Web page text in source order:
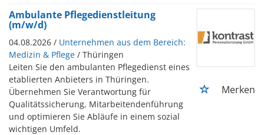
Ambulante Pflegedienstleitung
(m/w/d)
04.08.2026 / Unternehmen aus dem Bereich:
Medizin & Pflege / Thüringen
Leiten Sie den ambulanten Pflegedienst eines
etablierten Anbieters in Thüringen.
Übernehmen Sie Verantwortung für
Qualitätssicherung, Mitarbeitendenführung
und optimieren Sie Abläufe in einem sozial
wichtigen Umfeld.
Merken